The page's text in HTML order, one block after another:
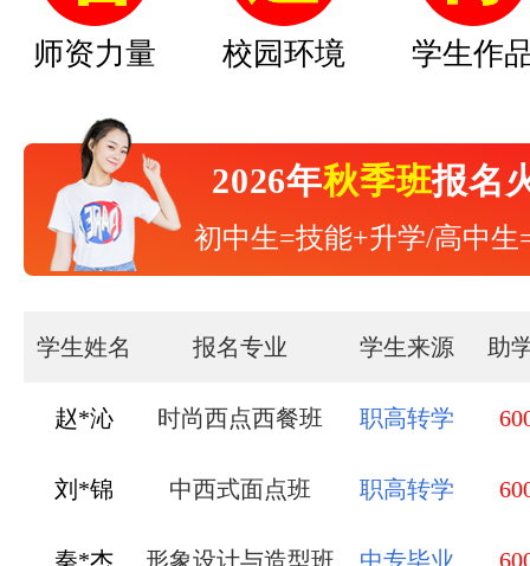
师资力量 校园环境 学生作
2026年秋季班报名
初中生=技能+升学/高中生
学生姓名 报名专业 学生来源 助
赵*沁 时尚西点西餐班 职高转学
刘*锦 中西式面点班 职高转学
秦*杰 形象设计与造型班 中专毕业